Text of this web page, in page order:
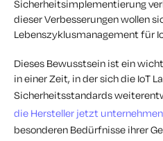
Sicherheitsimplementierung
dieser Verbesserungen wollen
Lebenszyklusmanagement für
Dieses Bewusstsein ist ein
in einer Zeit, in der sich die IoT
Sicherheitsstandards
die Hersteller jetzt
besonderen Bedürfnisse ihrer